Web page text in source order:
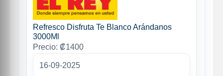
Refresco Disfruta Te Blanco Arándanos
3000Ml
Precio: ₡1400
16-09-2025